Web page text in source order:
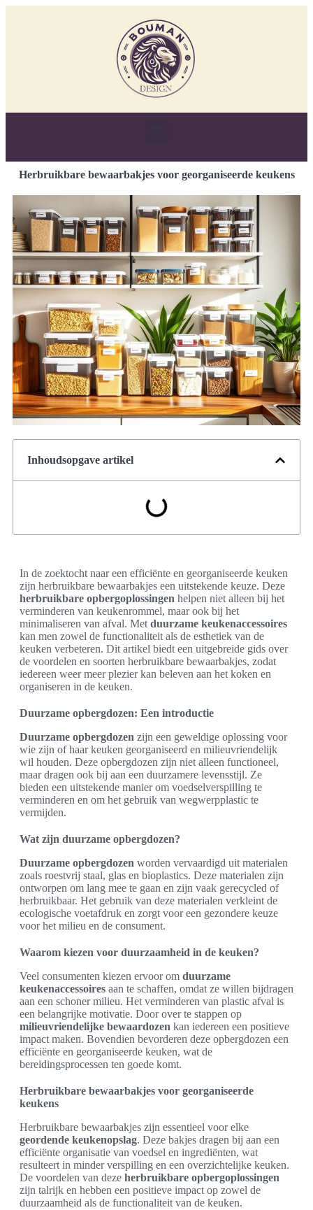
Herbruikbare bewaarbakjes voor georganiseerde keukens
Inhoudsopgave artikel
In de zoektocht naar een efficiënte en georganiseerde keuken
zijn herbruikbare bewaarbakjes een uitstekende keuze. Deze
herbruikbare opbergoplossingen helpen niet alleen bij het
verminderen van keukenrommel, maar ook bij het
minimaliseren van afval. Met duurzame keukenaccessoires
kan men zowel de functionaliteit als de esthetiek van de
keuken verbeteren. Dit artikel biedt een uitgebreide gids over
de voordelen en soorten herbruikbare bewaarbakjes, zodat
iedereen weer meer plezier kan beleven aan het koken en
organiseren in de keuken.
Duurzame opbergdozen: Een introductie
Duurzame opbergdozen zijn een geweldige oplossing voor
wie zijn of haar keuken georganiseerd en milieuvriendelijk
wil houden. Deze opbergdozen zijn niet alleen functioneel,
maar dragen ook bij aan een duurzamere levensstijl. Ze
bieden een uitstekende manier om voedselverspilling te
verminderen en om het gebruik van wegwerpplastic te
vermijden.
Wat zijn duurzame opbergdozen?
Duurzame opbergdozen worden vervaardigd uit materialen
zoals roestvrij staal, glas en bioplastics. Deze materialen zijn
ontworpen om lang mee te gaan en zijn vaak gerecycled of
herbruikbaar. Het gebruik van deze materialen verkleint de
ecologische voetafdruk en zorgt voor een gezondere keuze
voor het milieu en de consument.
Waarom kiezen voor duurzaamheid in de keuken?
Veel consumenten kiezen ervoor om duurzame
keukenaccessoires aan te schaffen, omdat ze willen bijdragen
aan een schoner milieu. Het verminderen van plastic afval is
een belangrijke motivatie. Door over te stappen op
milieuvriendelijke bewaardozen kan iedereen een positieve
impact maken. Bovendien bevorderen deze opbergdozen een
efficiënte en georganiseerde keuken, wat de
bereidingsprocessen ten goede komt.
Herbruikbare bewaarbakjes voor georganiseerde
keukens
Herbruikbare bewaarbakjes zijn essentieel voor elke
geordende keukenopslag. Deze bakjes dragen bij aan een
efficiënte organisatie van voedsel en ingrediënten, wat
resulteert in minder verspilling en een overzichtelijke keuken.
De voordelen van deze herbruikbare opbergoplossingen
zijn talrijk en hebben een positieve impact op zowel de
duurzaamheid als de functionaliteit van de keuken.